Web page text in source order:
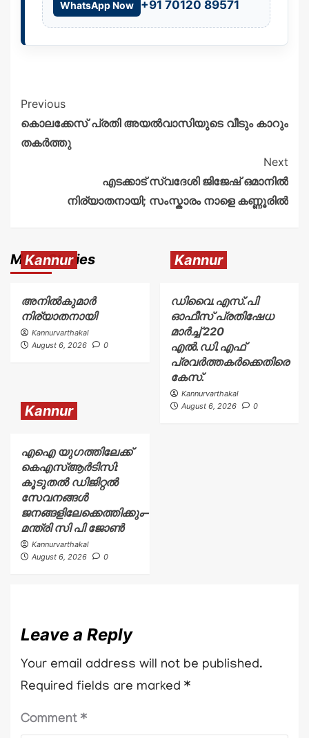
WhatsApp Now +91 70120 89571
Previous
കൊലക്കേസ് പ്രതി അയൽവാസിയുടെ വീടും കാറും
തകർത്തു
Next
എടക്കാട് സ്വദേശി ജിജേഷ് ഒമാനിൽ
നിര്യാതനായി; സംസ്കാരം നാളെ കണ്ണൂരിൽ
More Stories
Kannur
അനിൽകുമാർ
നിര്യാതനായി
Kannurvarthakal
August 6, 2026
0
Kannur
ഡിവൈ.എസ്.പി
ഓഫീസ് പ്രതിഷേധ
മാർച്ച് 220
എൽ.ഡി.എഫ്
പ്രവർത്തകർക്കെതിരെ
കേസ്.
Kannurvarthakal
August 6, 2026
0
Kannur
എഐ യുഗത്തിലേക്ക്
കെഎസ്ആർടിസി:
കൂടുതൽ ഡിജിറ്റൽ
സേവനങ്ങൾ
ജനങ്ങളിലേക്കെത്തിക്കും–
മന്ത്രി സി പി ജോൺ
Kannurvarthakal
August 6, 2026
0
Leave a Reply
Your email address will not be published.
Required fields are marked *
Comment *